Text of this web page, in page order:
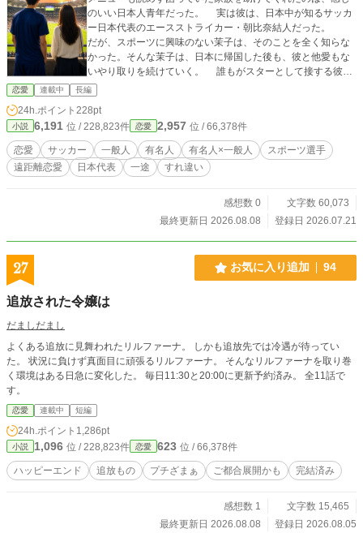
のいい日本人青年だった。 実は彼は、日本中が知るサッカ
ー日本代表のエースストライカー・朝比奈結人だった。
だが、スポーツに興味のない茉子は、そのことを全く知らな
かった。そんな茉子は、日本に帰国した後も、彼と他愛もな
いやり取りを続けていく。 誰もがスターとして接する彼
は、自分を特別扱いしない茉子に少しずつ惹かれていく。茉
子もまた、彼が何者か気づかないまま、彼の誠実な人柄に惹
かれていく。 肩書きで人を見ない派遣社員と、肩書きで
しか見られてこなかったスター選手。すれ違いながらも近づ
いていく、不釣り合いなはずの恋の行方は――。 ＊＊＊＊
＊ ワールドカップが盛り上がった時期、サッカー関連の
ニュースを見ていて、ふと疑問に思ったことがありました。
般人女性と恋をしたら？」 そんな疑問から、この物語を
考えました。楽しんで読んでいただけたら幸いです。 毎日
恋愛 連載中 長編
24h.ポイント 228pt
小説 6,191 位 / 228,823件 恋愛 2,957 位 / 66,378件
恋愛 サッカー 一般人 有名人 有名人×一般人
スポーツ選手
遠距離恋愛
日本代表 一途 すれ違い
感想数 0
文字数 60,073
最終更新日 2026.08.08
登録日 2026.07.21
27 お気に入り追加 94
追放された令嬢は
だましだまし
よくある追放に見舞われたリルファーナ。 しかも追放先では冷遇が待ってい
た。 状況に負けず真面目に頑張るリルファーナ。 そんなリルファーナを取り巻
く環境はある日急に変化した。 毎日11:30と20:00に更新予約済み。 全11話で
す。
恋愛 連載中 短編
24h.ポイント 1,286pt
小説 1,096 位 / 228,823件 恋愛 623 位 / 66,378件
ハッピーエンド 追放もの プチざまぁ ご都合展開かも 完結済み
感想数 1
文字数 15,465
最終更新日 2026.08.08
登録日 2026.08.05